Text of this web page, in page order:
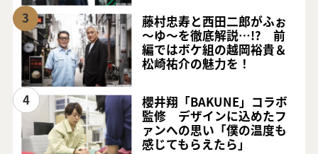
3
藤村忠寿と西田二郎がふぉ
～ゆ～を徹底解説…!? 前
編ではボケ組の越岡裕貴＆
松崎祐介の魅力を！
4
櫻井翔「BAKUNE」コラボ
監修 デザインに込めたフ
ァンへの思い「僕の温度も
感じてもらえたら」